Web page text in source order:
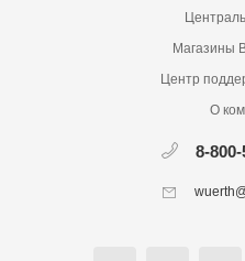
Магазины
Центр
О
8-